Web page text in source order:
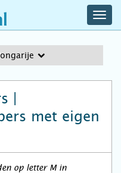
|
met eigen
op letter M in